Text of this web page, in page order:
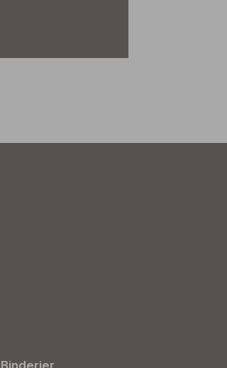
Binderier